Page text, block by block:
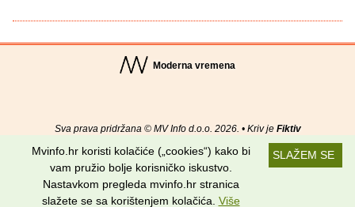
Moderna vremena
Sva prava pridržana © MV Info d.o.o. 2026. • Kriv je Fiktiv
Uvjeti korištenja RSS kanali
Potraži nas na:
SLAŽEM SE
Mvinfo.hr koristi kolačiće („cookies“) kako bi
vam pružio bolje korisničko iskustvo.
Nastavkom pregleda mvinfo.hr stranica
slažete se sa korištenjem kolačića. Više